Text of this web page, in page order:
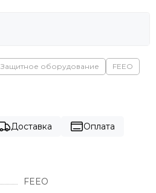
Защитное оборудование
FEEO
Доставка Оплата
FEEO